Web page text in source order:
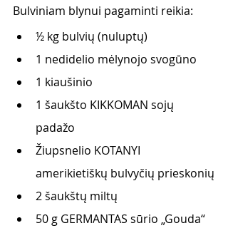
Bulviniam blynui pagaminti reikia:
½ kg bulvių (nuluptų)
1 nedidelio mėlynojo svogūno
1 kiaušinio
1 šaukšto KIKKOMAN sojų
padažo
Žiupsnelio KOTANYI
amerikietiškų bulvyčių prieskonių
2 šaukštų miltų
50 g GERMANTAS sūrio „Gouda“